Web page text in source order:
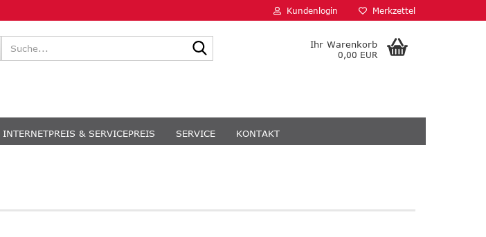
Kundenlogin Merkzettel
Ihr Warenkorb
0,00 EUR
INTERNETPREIS & SERVICEPREIS SERVICE KONTAKT